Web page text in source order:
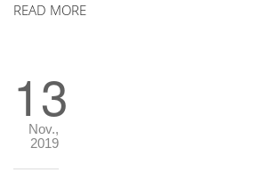
READ MORE
13
Nov.,
2019